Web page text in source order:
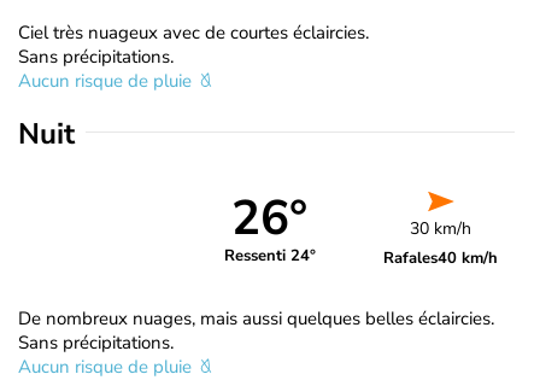
Ciel très nuageux avec de courtes éclaircies.
Sans précipitations.
Aucun risque de pluie
Nuit
26°
Ressenti 24°
30 km/h
Rafales40 km/h
De nombreux nuages, mais aussi quelques belles éclaircies.
Sans précipitations.
Aucun risque de pluie